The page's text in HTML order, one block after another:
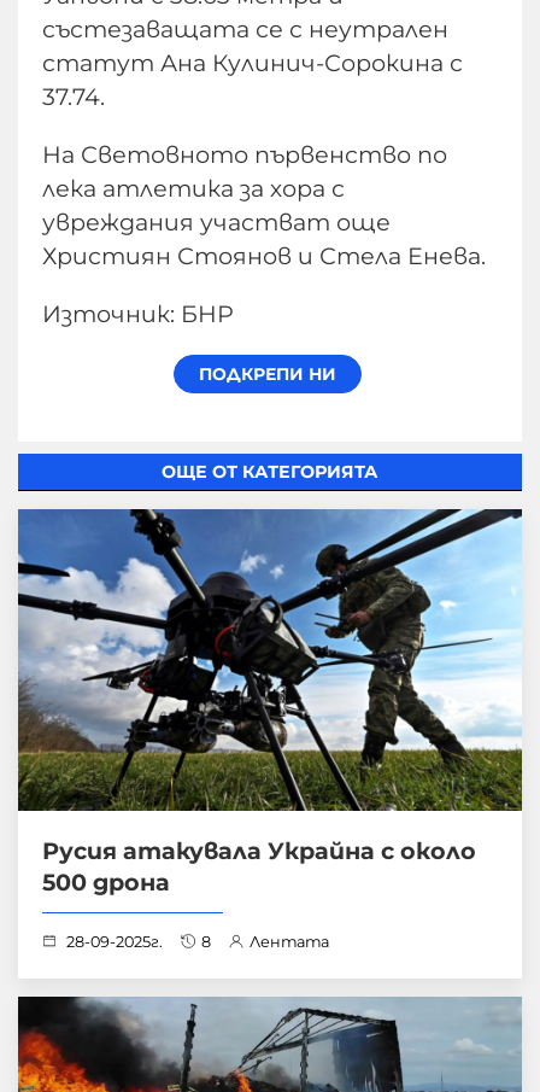
състезаващата се с неутрален
статут Ана Кулинич-Сорокина с
37.74.
На Световното първенство по
лека атлетика за хора с
увреждания участват още
Християн Стоянов и Стела Енева.
Източник: БНР
ОЩЕ ОТ КАТЕГОРИЯТА
Русия атакувала Украйна с около
500 дрона
28-09-2025г. 8 Лентата